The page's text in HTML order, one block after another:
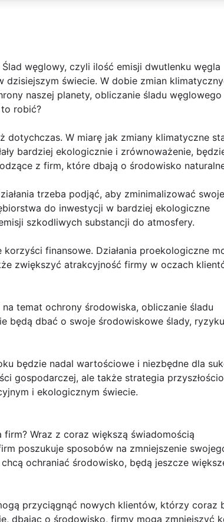
węglowy, czyli ilość emisji dwutlenku węgla
świecie. W dobie zmian
naszej planety, obliczanie śladu
robić?
W miarę jak zmiany klimatyczne
bardziej ekologicznie i zrównoważenie,
z firm, które dbają o środowisko
trzeba podjąć, aby zminimalizować swoje
do inwestycji w bardziej ekologiczne
szkodliwych substancji do atmosfery.
finansowe. Działania proekologiczne
zwiększyć atrakcyjność firmy w oczach
temat ochrony środowiska, obliczanie śladu
będą dbać o swoje środowiskowe ślady,
będzie nadal wartościowe i niezbędne dla
gospodarczej, ale także strategia
i ekologicznym świecie.
Wraz z coraz większą świadomością
poszukuje sposobów na zmniejszenie
ochraniać środowisko, będą jeszcze
przyciągnąć nowych klientów, którzy coraz
dbając o środowisko, firmy mogą zmniejszyć